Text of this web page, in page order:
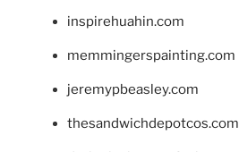
inspirehuahin.com
memmingerspainting.com
jeremypbeasley.com
thesandwichdepotcos.com